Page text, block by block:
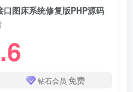
图床系统修复版PHP源码
钻石会员 免费